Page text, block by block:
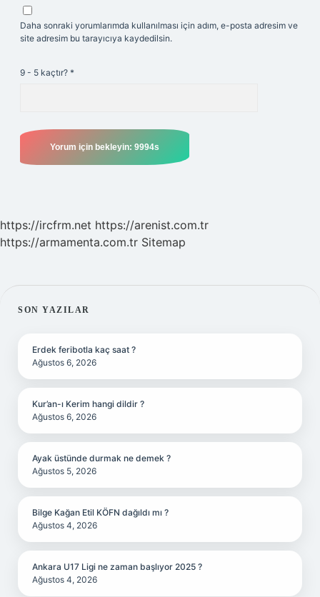
Daha sonraki yorumlarımda kullanılması için adım, e-posta adresim ve
site adresim bu tarayıcıya kaydedilsin.
9 - 5 kaçtır? *
https://ircfrm.net https://arenist.com.tr
https://armamenta.com.tr Sitemap
SIDEBAR
SON YAZILAR
Erdek feribotla kaç saat ?
Ağustos 6, 2026
Kur’an-ı Kerim hangi dildir ?
Ağustos 6, 2026
Ayak üstünde durmak ne demek ?
Ağustos 5, 2026
Bilge Kağan Etil KÖFN dağıldı mı ?
Ağustos 4, 2026
Ankara U17 Ligi ne zaman başlıyor 2025 ?
Ağustos 4, 2026